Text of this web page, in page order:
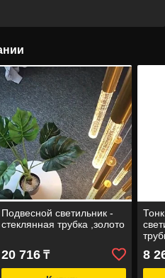
Подвесной светильник -
стеклянная трубка ,золото
20 716₸ 8